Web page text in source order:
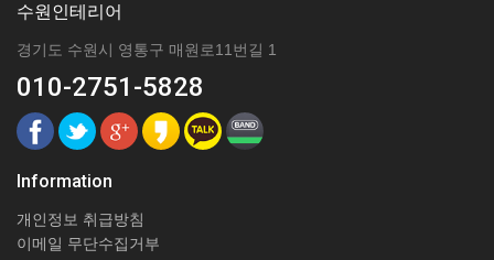
수원인테리어
경기도 수원시 영통구 매원로11번길 1
010-2751-5828
Information
개인정보 취급방침
이메일 무단수집거부